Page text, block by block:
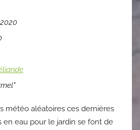
météo aléatoires ces dernières
en eau pour le jardin se font de